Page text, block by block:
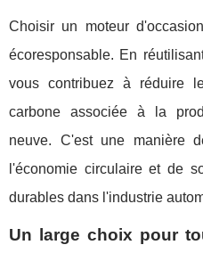
Choisir un moteur
écoresponsable. En
vous contribuez à réduire
carbone associée à la
neuve. C'est une manière
l'économie circulaire et de
durables dans l'industrie
Un large choix pour